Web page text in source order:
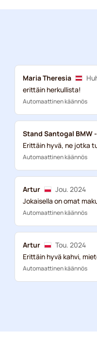
Maria Theresia
erittäin herkullista!
Automaattinen käännös
Stand Santogal BMW
Erittäin hyvä, ne jotka
Automaattinen käännös
Artur
Jou. 2024
Jokaisella on omat
Automaattinen käännös
Artur
Tou. 2024
Erittäin hyvä kahvi,
Automaattinen käännös